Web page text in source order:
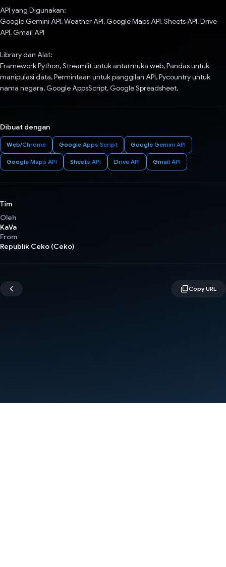
API yang Digunakan:
Google Gemini API, Weather API, Google Maps API, Sheets API, Drive
API, Gmail API
Library dan Alat:
Framework Python, Streamlit untuk antarmuka web, Pandas untuk
manipulasi data, Permintaan untuk panggilan API, Pycountry untuk
nama negara, Google AppsScript, Google Spreadsheet.
Dibuat dengan
Web/Chrome Google Apps Script Google Gemini API
Google Maps API Sheets API Drive API Gmail API
Tim
Oleh
KaVa
From
Republik Ceko (Ceko)